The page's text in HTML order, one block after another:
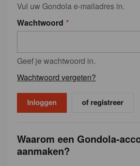
Vul uw Gondola e-mailadres in.
Wachtwoord
Geef je wachtwoord in.
Wachtwoord vergeten?
of registreer
Waarom een Gondola-
aanmaken?